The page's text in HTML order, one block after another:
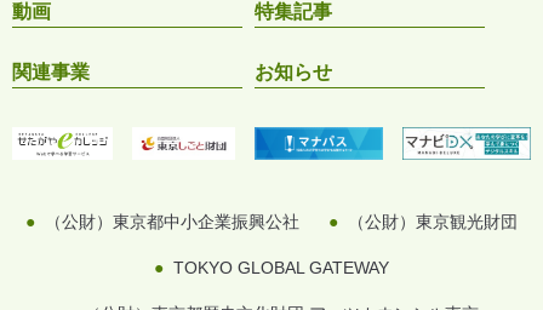
動画 特集記事
関連事業 お知らせ
（公財）東京都中小企業振興公社 （公財）東京観光財団
TOKYO GLOBAL GATEWAY